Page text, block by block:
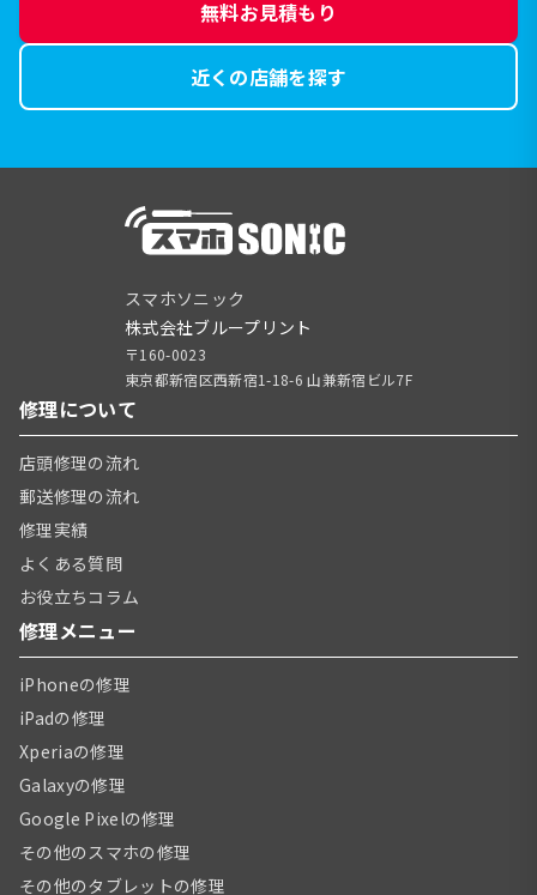
無料お見積もり
近くの店舗を探す
スマホソニック
株式会社ブループリント
〒160-0023
東京都新宿区西新宿1-18-6 山兼新宿ビル7F
修理について
店頭修理の流れ
郵送修理の流れ
修理実績
よくある質問
お役立ちコラム
修理メニュー
iPhoneの修理
iPadの修理
Xperiaの修理
Galaxyの修理
Google Pixelの修理
その他のスマホの修理
その他のタブレットの修理